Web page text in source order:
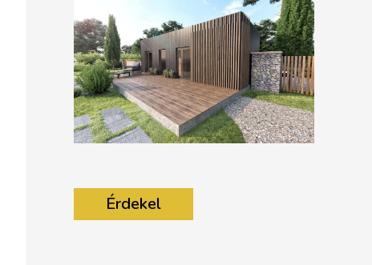
Érdekel